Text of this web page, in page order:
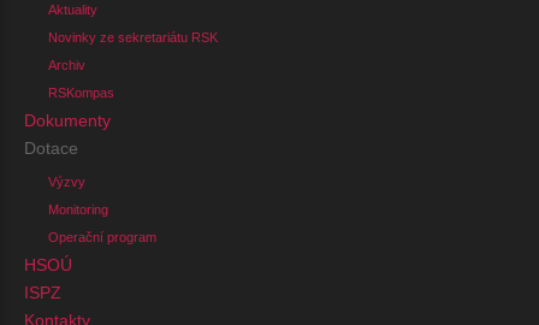
Aktuality
Novinky ze sekretariátu RSK
Archiv
RSKompas
Dokumenty
Dotace
Výzvy
Monitoring
Operační program
HSOÚ
ISPZ
Kontakty